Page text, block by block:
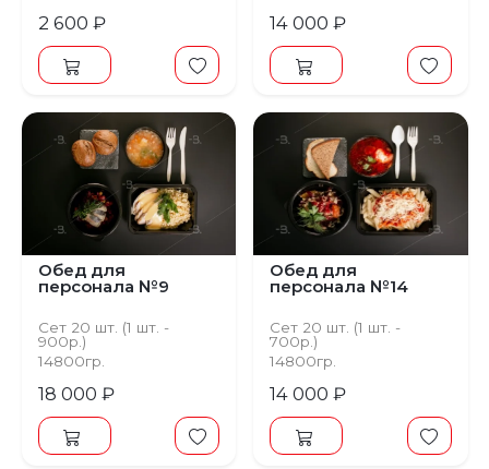
томатный соус
2 600 ₽ 14 000 ₽
Обед для
персонала №9
Сет 20 шт. (1 шт. -
900р.)
14800гр.
18 000 ₽
Обед для
персонала №14
Сет 20 шт. (1 шт. -
700р.)
14800гр.
14 000 ₽